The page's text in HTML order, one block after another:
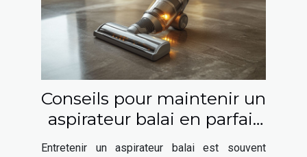
Conseils pour maintenir un
aspirateur balai en parfait
état
Entretenir un aspirateur balai est souvent